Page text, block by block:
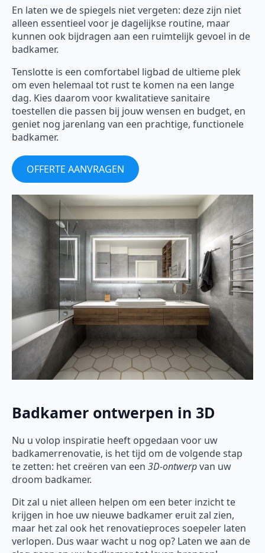
En laten we de spiegels niet vergeten: deze zijn niet
alleen essentieel voor je dagelijkse routine, maar
kunnen ook bijdragen aan een ruimtelijk gevoel in de
badkamer.
Tenslotte is een comfortabel ligbad de ultieme plek
om even helemaal tot rust te komen na een lange
dag. Kies daarom voor kwalitatieve sanitaire
toestellen die passen bij jouw wensen en budget, en
geniet nog jarenlang van een prachtige, functionele
badkamer.
OFFERTE AANVRAGEN
Badkamer ontwerpen in 3D
Nu u volop inspiratie heeft opgedaan voor uw
badkamerrenovatie, is het tijd om de volgende stap
te zetten: het creëren van een 3D-ontwerpvan uw
droom badkamer.
Dit zal u niet alleen helpen om een beter inzicht te
krijgen in hoe uw nieuwe badkamer eruit zal zien,
maar het zal ook het renovatieproces soepeler laten
verlopen. Dus waar wacht u nog op? Laten we aan de